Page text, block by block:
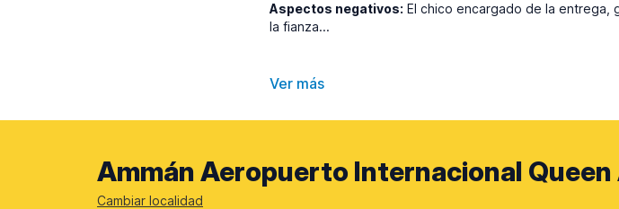
Aspectos negativos: El chico encargado de la entrega,
la fianza...
Ver más
Ammán Aeropuerto Internacional
Cambiar localidad